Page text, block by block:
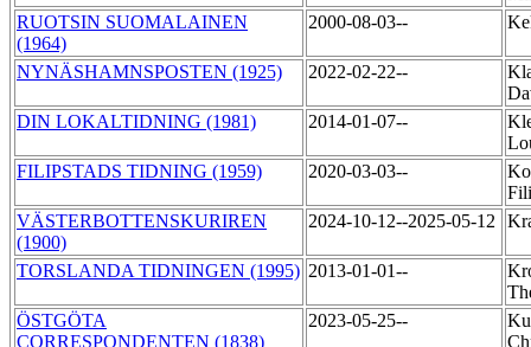
RUOTSIN SUOMALAINEN
(1964)
2000-08-03--
NYNÄSHAMNSPOSTEN (1925) 2022-02-22--
DIN LOKALTIDNING (1981)
2014-01-07--
FILIPSTADS TIDNING (1959)
2020-03-03--
VÄSTERBOTTENSKURIREN
(1900)
2024-10-12--2025-05-12
TORSLANDA TIDNINGEN (1995) 2013-01-01--
ÖSTGÖTA
CORRESPONDENTEN (1838)
2023-05-25--